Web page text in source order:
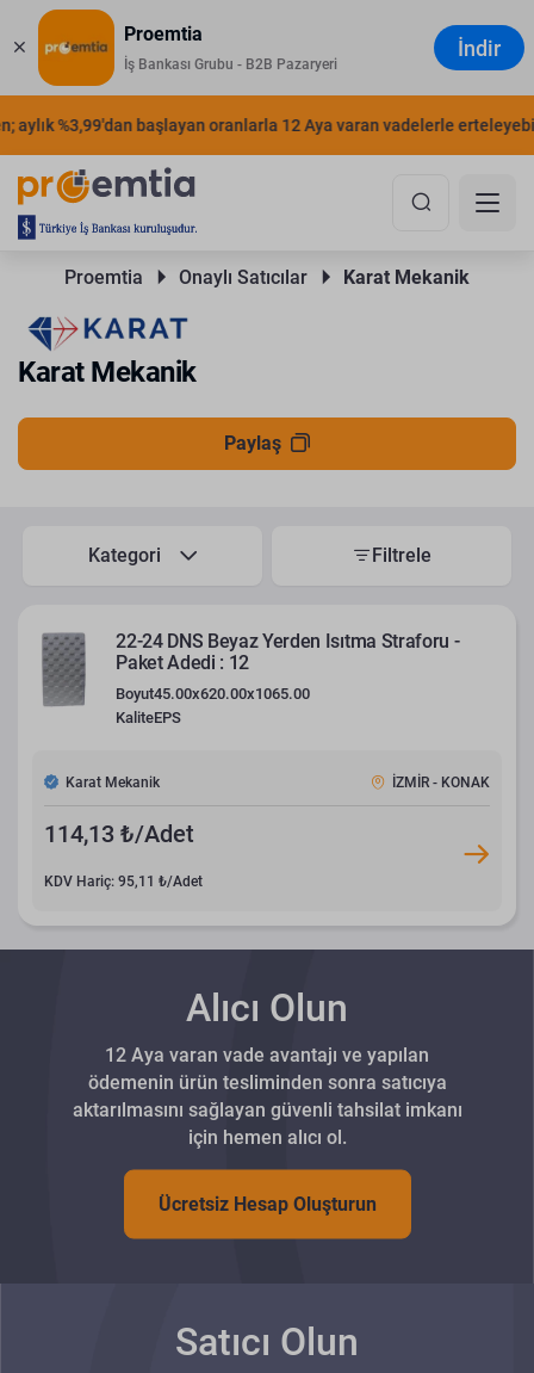
Proemtia
İş Bankası Grubu - B2B Pazaryeri
İndir
aylık %3,99'dan başlayan oranlarla 12 Aya varan vadelerle
Proemtia Onaylı Satıcılar Karat Mekanik
Karat Mekanik
Paylaş
Kategori Filtrele
22-24 DNS Beyaz Yerden Isıtma Straforu -
Paket Adedi : 12
Boyut45.00x620.00x1065.00
KaliteEPS
Karat Mekanik İZMİR - KONAK
114,13 ₺/Adet
KDV Hariç: 95,11 ₺/Adet
Alıcı Olun
12 Aya varan vade avantajı ve yapılan
ödemenin ürün tesliminden sonra satıcıya
aktarılmasını sağlayan güvenli tahsilat imkanı
için hemen alıcı ol.
Ücretsiz Hesap Oluşturun
Satıcı Olun